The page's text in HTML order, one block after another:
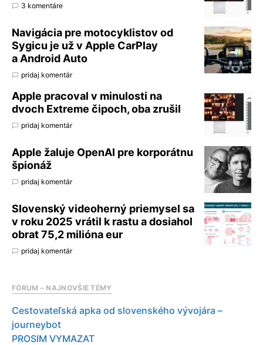
3 komentáre
Navigácia pre motocyklistov od
Sygicu je už v Apple CarPlay
a Android Auto
pridaj komentár
Apple pracoval v minulosti na
dvoch Extreme čipoch, oba zrušil
pridaj komentár
Apple žaluje OpenAI pre korporátnu
špionáž
pridaj komentár
Slovenský videoherný priemysel sa
v roku 2025 vrátil k rastu a dosiahol
obrat 75,2 milióna eur
pridaj komentár
FÓRUM – NAJNOVŠIE TÉMY
Cestovateľská apka od slovenského vývojára –
journeybot
PROSIM VYMAZAT